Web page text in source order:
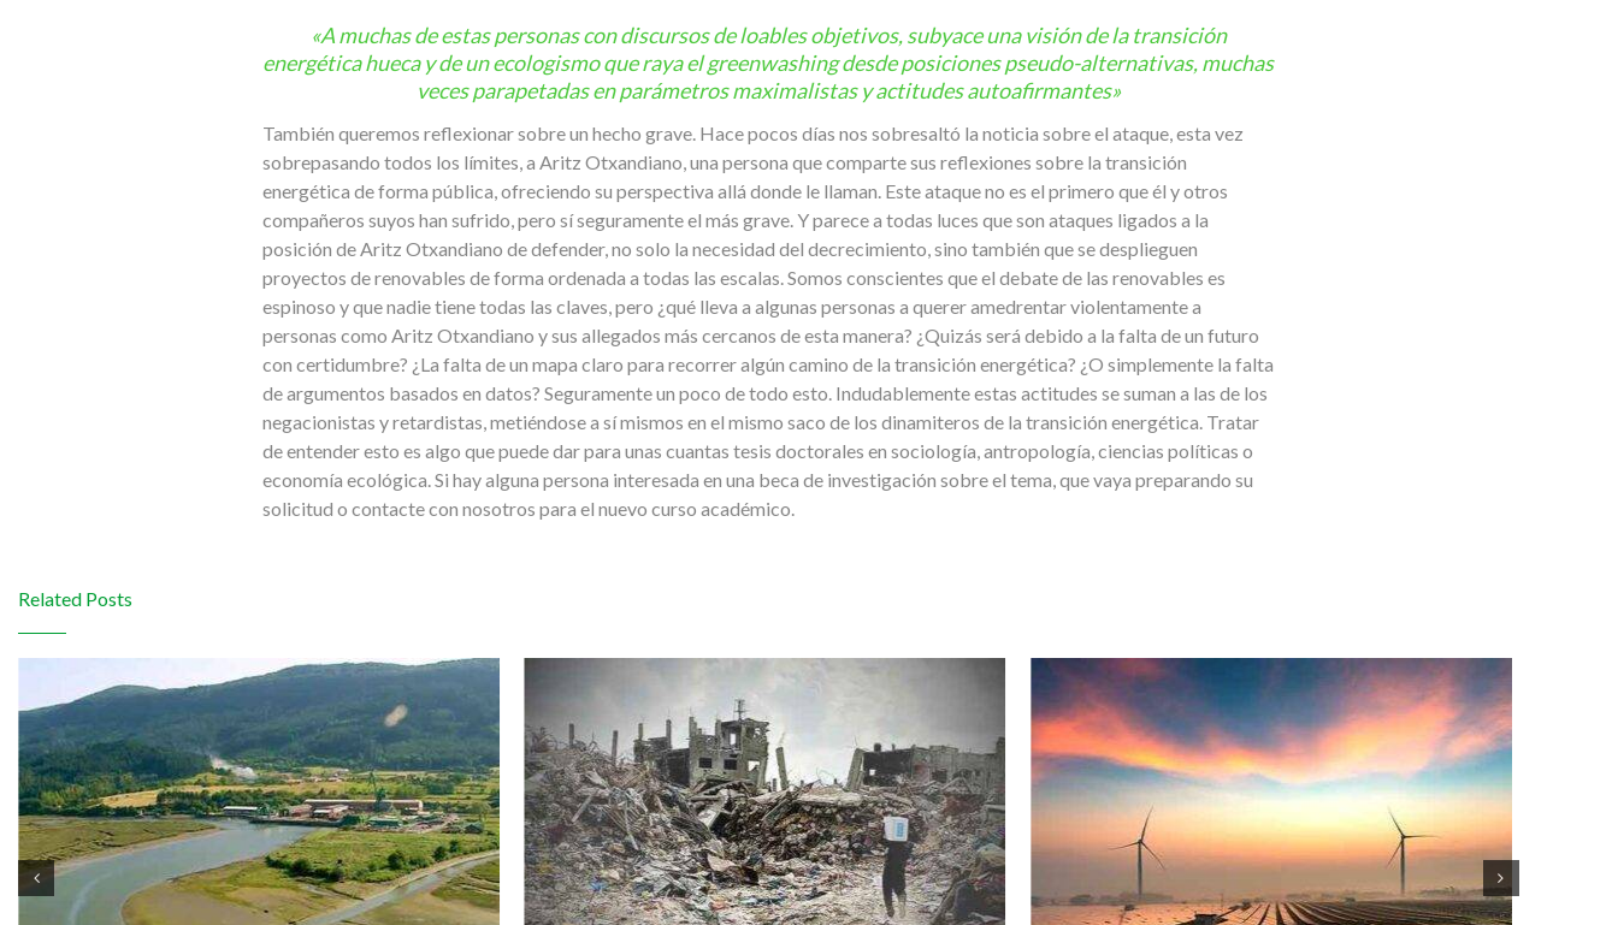
«A muchas de estas personas con discursos de loables objetivos, subyace una visión de la transición
energética hueca y de un ecologismo que raya el greenwashing desde posiciones pseudo-alternativas, muchas
veces parapetadas en parámetros maximalistas y actitudes autoafirmantes»
También queremos reflexionar sobre un hecho grave. Hace pocos días nos sobresaltó la noticia sobre el ataque, esta vez
sobrepasando todos los límites, a Aritz Otxandiano, una persona que comparte sus reflexiones sobre la transición
energética de forma pública, ofreciendo su perspectiva allá donde le llaman. Este ataque no es el primero que él y otros
compañeros suyos han sufrido, pero sí seguramente el más grave. Y parece a todas luces que son ataques ligados a la
posición de Aritz Otxandiano de defender, no solo la necesidad del decrecimiento, sino también que se desplieguen
proyectos de renovables de forma ordenada a todas las escalas. Somos conscientes que el debate de las renovables es
espinoso y que nadie tiene todas las claves, pero ¿qué lleva a algunas personas a querer amedrentar violentamente a
personas como Aritz Otxandiano y sus allegados más cercanos de esta manera? ¿Quizás será debido a la falta de un futuro
con certidumbre? ¿La falta de un mapa claro para recorrer algún camino de la transición energética? ¿O simplemente la falta
de argumentos basados en datos? Seguramente un poco de todo esto. Indudablemente estas actitudes se suman a las de los
negacionistas y retardistas, metiéndose a sí mismos en el mismo saco de los dinamiteros de la transición energética. Tratar
de entender esto es algo que puede dar para unas cuantas tesis doctorales en sociología, antropología, ciencias políticas o
economía ecológica. Si hay alguna persona interesada en una beca de investigación sobre el tema, que vaya preparando su
solicitud o contacte con nosotros para el nuevo curso académico.
Related Posts